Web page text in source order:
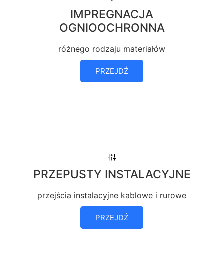
IMPREGNACJA
OGNIOOCHRONNA
różnego rodzaju materiałów
PRZEJDŹ
PRZEPUSTY INSTALACYJNE
przejścia instalacyjne kablowe i rurowe
PRZEJDŹ